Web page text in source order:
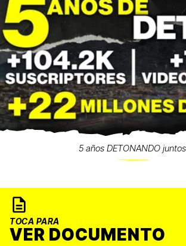
5 años DETONANDO
TOCA PARA
VER DOCUMENTO